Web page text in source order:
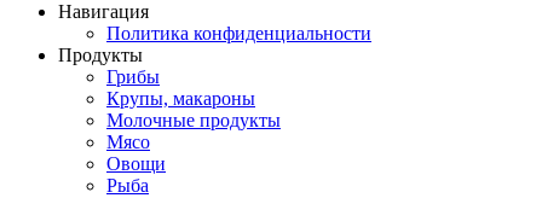
Навигация
Политика конфиденциальности
Продукты
Грибы
Крупы, макароны
Молочные продукты
Мясо
Овощи
Рыба